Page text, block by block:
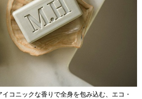
コニックな香りで全身を包み込む、エコ・